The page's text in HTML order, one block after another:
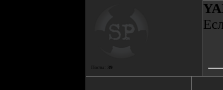
Посты: 39